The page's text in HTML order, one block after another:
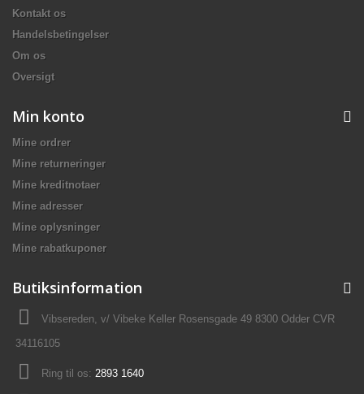
Kontakt os
Handelsbetingelser
Om os
Oversigt
Min konto
Mine ordrer
Mine returneringer
Mine kreditnotaer
Mine adresser
Mine oplysninger
Mine rabatkuponer
Butiksinformation
Vibsereden, v/ Vibeke Keller Rosensgade 49 8300 Odder CVR
34116105
Ring til os: 2893 1640